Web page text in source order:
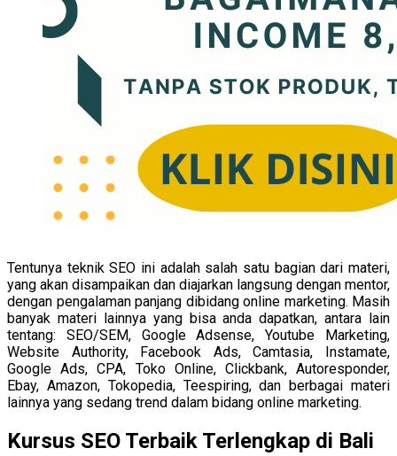
Tentunya teknik SEO ini adalah salah satu bagian dari materi,
yang akan disampaikan dan diajarkan langsung dengan mentor,
dengan pengalaman panjang dibidang online marketing. Masih
banyak materi lainnya yang bisa anda dapatkan, antara lain
tentang: SEO/SEM, Google Adsense, Youtube Marketing,
Website Authority, Facebook Ads, Camtasia, Instamate,
Google Ads, CPA, Toko Online, Clickbank, Autoresponder,
Ebay, Amazon, Tokopedia, Teespiring, dan berbagai materi
lainnya yang sedang trend dalam bidang online marketing.
Kursus SEO Terbaik Terlengkap di Bali